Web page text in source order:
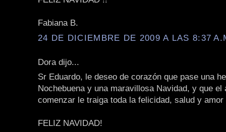
Fabiana B.
24 DE DICIEMBRE DE 2009 A LAS 8:37
Dora dijo...
Sr Eduardo, le deseo de corazón que pase una
Nochebuena y una maravillosa Navidad, y que el
comenzar le traiga toda la felicidad, salud y
FELIZ NAVIDAD!